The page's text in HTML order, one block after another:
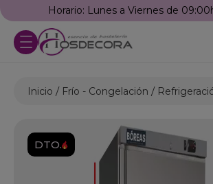
Horario: Lunes a Viernes de
Inicio Frío - Congelación
DTO.